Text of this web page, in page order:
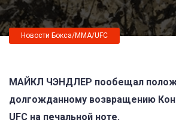
Новости Бокса/MMA/UFC
МАЙКЛ ЧЭНДЛЕР пообещал
долгожданному возвращению
UFC на печальной ноте.